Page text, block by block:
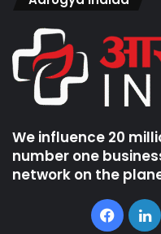
We influence 20
number one
network on the